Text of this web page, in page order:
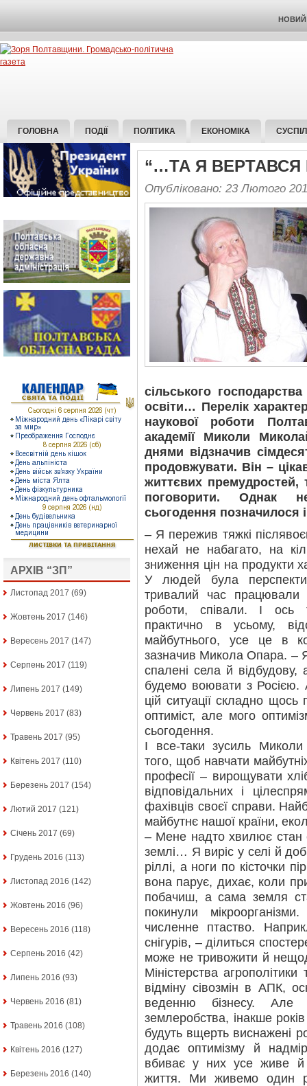
НОВИЙ
ГОЛОВНА ПОДІЇ ПОЛІТИКА ЕКОНОМІКА
АРХІВ “ЗП”
Листопад 2017 (69)
Жовтень 2017 (146)
Вересень 2017 (147)
Серпень 2017 (119)
Липень 2017 (149)
Червень 2017 (83)
Травень 2017 (95)
Квітень 2017 (110)
Березень 2017 (154)
Лютий 2017 (121)
Січень 2017 (69)
Грудень 2016 (113)
Листопад 2016 (142)
Жовтень 2016 (96)
Вересень 2016 (118)
Серпень 2016 (42)
Липень 2016 (93)
Червень 2016 (81)
Травень 2016 (108)
Квітень 2016 (127)
Березень 2016 (140)
“…ТА Я ВЕРТАВСЯ
Опубліковано: 23 Лютого
сільського
освіти… Перелік
наукової роботи
академії Миколи
днями відзначив
продовжувати. Він –
життєвих
поговорити. Однак
сьогодення позначилося
– Я пережив тяжкі
нехай не набагато, на
зниження цін на продукти
У людей була
тривалий час
роботи, співали. І ось
практично в усьому,
майбутнього, усе це в
зазначив Микола Опара. –
спалені села й
будемо воювати з
цій ситуації складно
оптиміст, але мого
сьогодення.
І все-таки зусиль
того, щоб навчати
професії – вирощувати
відповідальних і
фахівців своєї справи.
майбутнє нашої країни,
– Мене надто хвилює стан
землі… Я виріс у селі й
ріллі, а ноги по кісточки
вона парує, дихає, коли
побачиш, а сама земля
покинули
численне птаство.
снігурів, – ділиться
може не тривожити й
Міністерства
відміну сівозмін в АПК,
веденню бізнесу.
землеробства, інакше
будуть вщерть виснажені
додає оптимізму й
вбиває у них усе живе
життя. Ми живемо один